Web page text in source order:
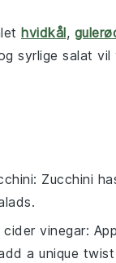
hvidkål,
syrlige salat
: Zucchini
cider vinegar:
a unique